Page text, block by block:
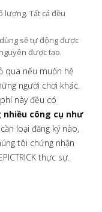
lượng. Tất cả đều
sẽ tự động được
được tạo.
qua nếu muốn hệ
người chơi khác.
này đều có
công cụ như
loại đăng ký nào,
tôi chứng nhận
thực sự.